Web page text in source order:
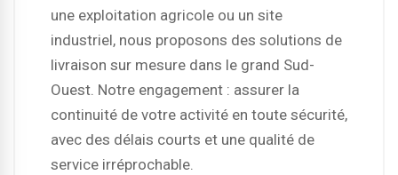
une exploitation agricole ou un site
industriel, nous proposons des solutions de
livraison sur mesure dans le grand Sud-
Ouest. Notre engagement : assurer la
continuité de votre activité en toute sécurité,
avec des délais courts et une qualité de
service irréprochable.